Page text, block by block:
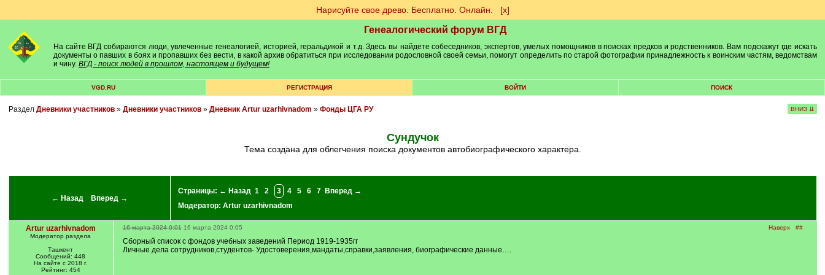
Нарисуйте свое древо. Бесплатно. Онлайн. [х]
Генеалогический форум ВГД
На сайте ВГД собираются люди, увлеченные генеалогией, историей, геральдикой и т.д. Здесь вы найдете собеседников, экспертов, умелых помощников в поисках предков и родственников. Вам подскажут где искать
документы о павших в боях и пропавших без вести, в какой архив обратиться при исследовании родословной своей семьи, помогут определить по старой фотографии принадлежность к воинским частям, ведомствам
и чину. ВГД - поиск людей в прошлом, настоящем и будущем!
VGD.RU РЕГИСТРАЦИЯ ВОЙТИ ПОИСК
Раздел Дневники участников» Дневники участников» Дневник Artur uzarhivnadom » Фонды ЦГА РУ ВНИЗ ⇊
Сундучок
Тема создана для облегчения поиска документов автобиографического характера.
← Назад Вперед →
Страницы: ← Назад 1 2 3 4 5 6 7
Вперед →
Модератор: Artur uzarhivnadom
Artur uzarhivnadom
Модератор раздела
Ташкент
Сообщений: 448
На сайте с 2018 г.
Рейтинг: 454
Наверх ##
16 марта 2024 0:01 16 марта 2024 0:05
Сборный список с фондов учебных заведений Период 1919-1935гг
Личные дела сотрудников,студентов- Удостоверения,мандаты,справки,заявления, биографические данные….